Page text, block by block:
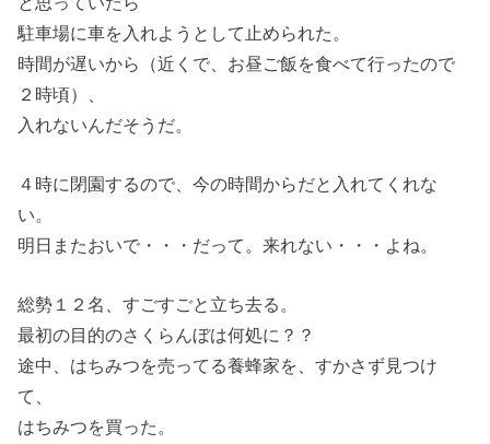
駐車場に車を入れようとして止められた。
時間が遅いから（近くで、お昼ご飯を食べて行ったので
２時頃）、
入れないんだそうだ。
４時に閉園するので、今の時間からだと入れてくれな
い。
明日またおいで・・・だって。来れない・・・よね。
総勢１２名、すごすごと立ち去る。
最初の目的のさくらんぼは何処に？？
途中、はちみつを売ってる養蜂家を、すかさず見つけ
て、
はちみつを買った。